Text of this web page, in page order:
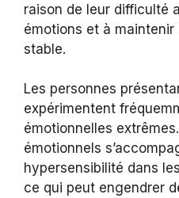
raison de leur difficulté
émotions et à maintenir
stable.
Les personnes
expérimentent
émotionnelles
émotionnels
hypersensibilité dans
ce qui peut engendrer